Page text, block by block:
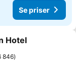
Se priser
Hotel
846